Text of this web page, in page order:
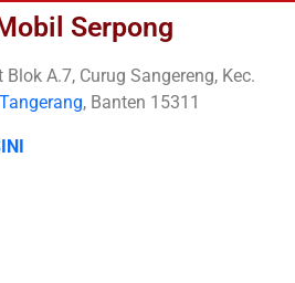
Serpong
A.7, Curug Sangereng, Kec.
, Banten 15311